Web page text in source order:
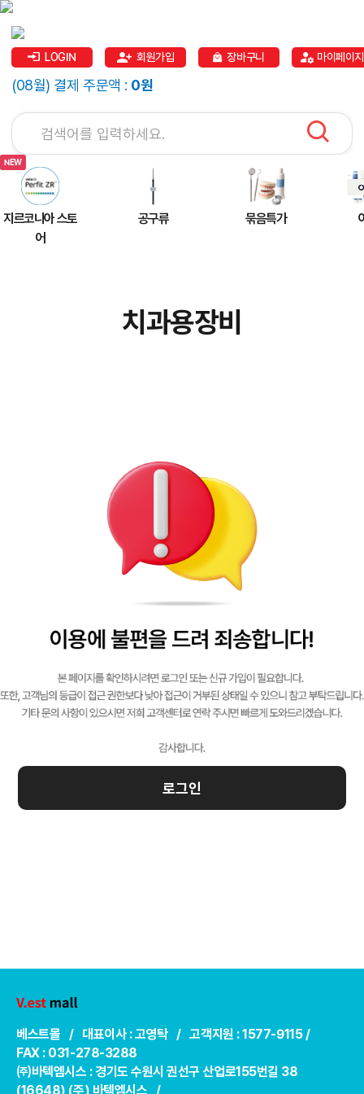
LOGIN 회원가입 장바구니 마이페이지
(08월) 결제 주문액 : 0원
지르코니아 스토
어
공구류 묶음특가
치과용장비
로그인
베스트몰 / 대표이사 : 고영탁 / 고객지원 : 1577-9115 /
FAX : 031-278-3288
㈜바텍엠시스 : 경기도 수원시 권선구 산업로155번길 38
(16648) (주) 바텍엠시스 /